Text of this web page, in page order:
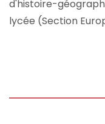
d'histoire-
lycée (Section